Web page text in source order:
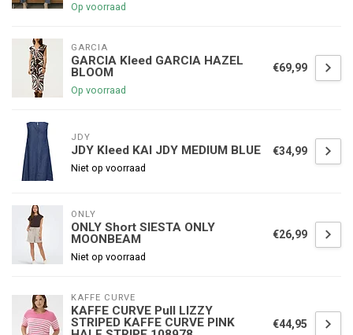
Op voorraad
GARCIA
GARCIA Kleed GARCIA HAZEL
BLOOM
Op voorraad
€69,99
JDY
JDY Kleed KAI JDY MEDIUM BLUE
Niet op voorraad
€34,99
ONLY
ONLY Short SIESTA ONLY
MOONBEAM
Niet op voorraad
€26,99
KAFFE CURVE
KAFFE CURVE Pull LIZZY
STRIPED KAFFE CURVE PINK
€44,95